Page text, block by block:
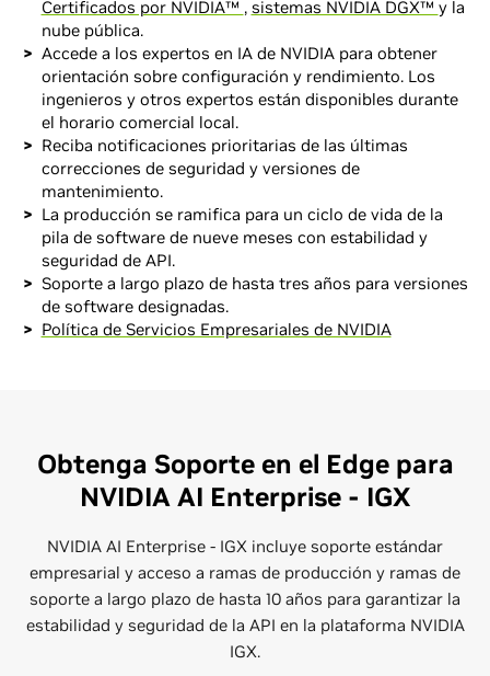
Certificados por NVIDIA™ , sistemas NVIDIA DGX™ y la
nube pública.
Accede a los expertos en IA de NVIDIA para obtener
orientación sobre configuración y rendimiento. Los
ingenieros y otros expertos están disponibles durante
el horario comercial local.
Reciba notificaciones prioritarias de las últimas
correcciones de seguridad y versiones de
mantenimiento.
La producción se ramifica para un ciclo de vida de la
pila de software de nueve meses con estabilidad y
seguridad de API.
Soporte a largo plazo de hasta tres años para versiones
de software designadas.
Política de Servicios Empresariales de NVIDIA
Cursos y Certificaciones
Obtenga Soporte en el Edge para
NVIDIA AI Enterprise - IGX
NVIDIA AI Enterprise - IGX incluye soporte estándar
empresarial y acceso a ramas de producción y ramas de
soporte a largo plazo de hasta 10 años para garantizar la
estabilidad y seguridad de la API en la plataforma NVIDIA
IGX.